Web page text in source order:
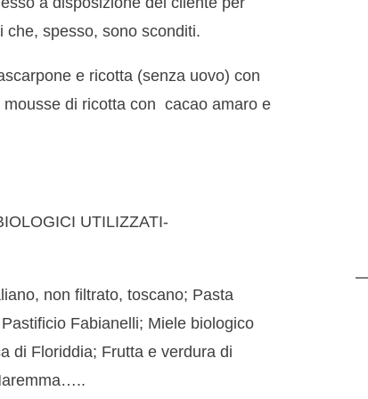
che, spesso, sono sconditi.
e ricotta (senza uovo) con
mousse di ricotta concacao amaro e
UTILIZZATI-
non filtrato, toscano; Pasta
Fabianelli; Miele biologico
di Floriddia; Frutta e verdura di